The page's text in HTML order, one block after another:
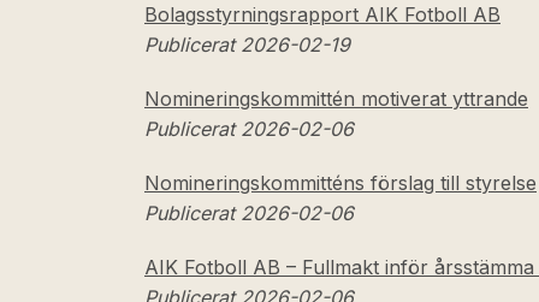
Bolagsstyrningsrapport AIK Fotboll AB
Publicerat 2026-02-19
Nomineringskommittén motiverat yttrande
Publicerat 2026-02-06
Nomineringskommitténs förslag till styrelse
Publicerat 2026-02-06
AIK Fotboll AB – Fullmakt inför
Publicerat 2026-02-06